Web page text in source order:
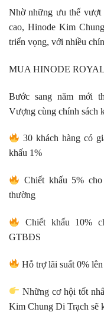
Nhờ những ưu thế vượt
cao, Hinode Kim
triển vọng, với nhiều
MUA HINODE
Bước sang năm mới
Vượng cùng chính sách
30 khách hàng có
khấu 1%
Chiết khấu 5%
thường
Chiết khấu 10%
GTBĐS
Hỗ trợ lãi suất 0%
Những cơ hội tốt
Kim Chung Di Trạch sẽ